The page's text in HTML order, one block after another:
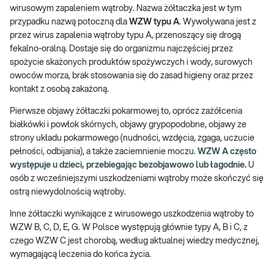
wirusowym zapaleniem wątroby. Nazwa żółtaczka jest w tym
przypadku nazwą potoczną dla WZW typu A. Wywoływana jest z
przez wirus zapalenia wątroby typu A, przenoszący się drogą
fekalno-oralną. Dostaje się do organizmu najczęściej przez
spożycie skażonych produktów spożywczych i wody, surowych
owoców morza, brak stosowania się do zasad higieny oraz przez
kontakt z osobą zakażoną.
Pierwsze objawy żółtaczki pokarmowej to, oprócz zażółcenia
białkówki i powłok skórnych, objawy grypopodobne, objawy ze
strony układu pokarmowego (nudności, wzdęcia, zgaga, uczucie
pełności, odbijania), a także zaciemnienie moczu. WZW A często
występuje u dzieci, przebiegając bezobjawowo lub łagodnie. U
osób z wcześniejszymi uszkodzeniami wątroby może skończyć się
ostrą niewydolnością wątroby.
Inne żółtaczki wynikające z wirusowego uszkodzenia wątroby to
WZW B, C, D, E, G. W Polsce występują głównie typy A, B i C, z
czego WZW C jest chorobą, według aktualnej wiedzy medycznej,
wymagającą leczenia do końca życia.